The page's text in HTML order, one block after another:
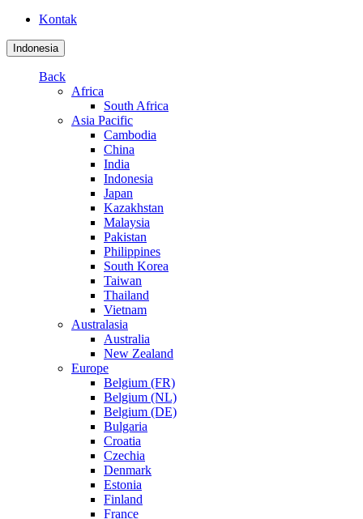
Kontak
Indonesia
Back
Africa
South Africa
Asia Pacific
Cambodia
China
India
Indonesia
Japan
Kazakhstan
Malaysia
Pakistan
Philippines
South Korea
Taiwan
Thailand
Vietnam
Australasia
Australia
New Zealand
Europe
Belgium (FR)
Belgium (NL)
Belgium (DE)
Bulgaria
Croatia
Czechia
Denmark
Estonia
Finland
France